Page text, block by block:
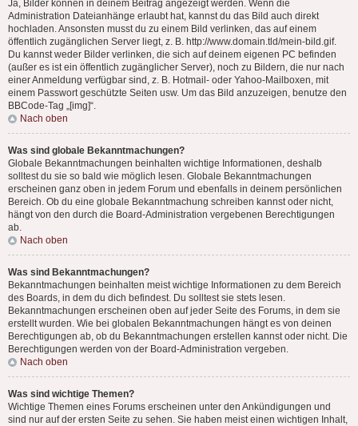
Ja, Bilder können in deinem Beitrag angezeigt werden. Wenn die
Administration Dateianhänge erlaubt hat, kannst du das Bild auch direkt
hochladen. Ansonsten musst du zu einem Bild verlinken, das auf einem
öffentlich zugänglichen Server liegt, z. B. http://www.domain.tld/mein-bild.gif.
Du kannst weder Bilder verlinken, die sich auf deinem eigenen PC befinden
(außer es ist ein öffentlich zugänglicher Server), noch zu Bildern, die nur nach
einer Anmeldung verfügbar sind, z. B. Hotmail- oder Yahoo-Mailboxen, mit
einem Passwort geschützte Seiten usw. Um das Bild anzuzeigen, benutze den
BBCode-Tag „[img]“.
Nach oben
Was sind globale Bekanntmachungen?
Globale Bekanntmachungen beinhalten wichtige Informationen, deshalb
solltest du sie so bald wie möglich lesen. Globale Bekanntmachungen
erscheinen ganz oben in jedem Forum und ebenfalls in deinem persönlichen
Bereich. Ob du eine globale Bekanntmachung schreiben kannst oder nicht,
hängt von den durch die Board-Administration vergebenen Berechtigungen
ab.
Nach oben
Was sind Bekanntmachungen?
Bekanntmachungen beinhalten meist wichtige Informationen zu dem Bereich
des Boards, in dem du dich befindest. Du solltest sie stets lesen.
Bekanntmachungen erscheinen oben auf jeder Seite des Forums, in dem sie
erstellt wurden. Wie bei globalen Bekanntmachungen hängt es von deinen
Berechtigungen ab, ob du Bekanntmachungen erstellen kannst oder nicht. Die
Berechtigungen werden von der Board-Administration vergeben.
Nach oben
Was sind wichtige Themen?
Wichtige Themen eines Forums erscheinen unter den Ankündigungen und
sind nur auf der ersten Seite zu sehen. Sie haben meist einen wichtigen Inhalt,